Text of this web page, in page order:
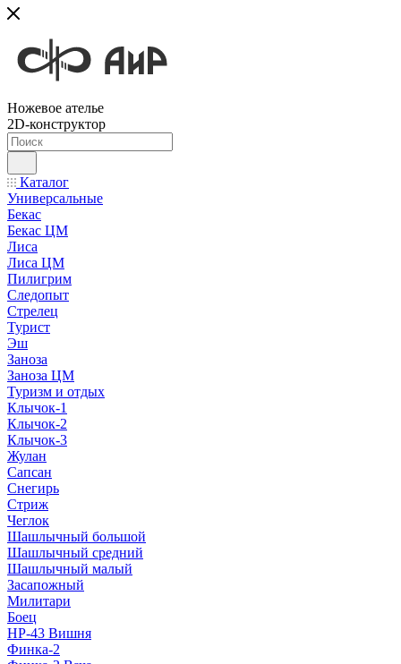
Ножевое ателье
2D-конструктор
Каталог
Универсальные
Бекас
Бекас ЦМ
Лиса
Лиса ЦМ
Пилигрим
Следопыт
Стрелец
Турист
Эш
Заноза
Заноза ЦМ
Туризм и отдых
Клычок-1
Клычок-2
Клычок-3
Жулан
Сапсан
Снегирь
Стриж
Чеглок
Шашлычный большой
Шашлычный средний
Шашлычный малый
Засапожный
Милитари
Боец
НР-43 Вишня
Финка-2